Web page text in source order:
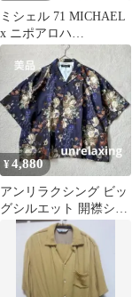
ミシェル 71 MICHAEL
x ニポアロハ
NIPOALOHA 25SS アロ
ハ ショートパンツ 総柄
F マルチカラー
MC251P032
¥4,880
アンリラクシング ビッ
グシルエット 開襟シャ
ツ フラワープリント 紫
紺 アロハ